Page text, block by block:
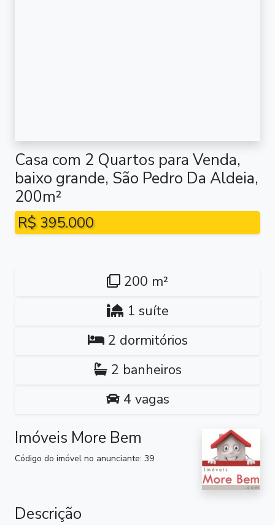
Casa com 2 Quartos para Venda,
baixo grande, São Pedro Da Aldeia,
200m²
R$ 395.000
200 m²
1 suíte
2 dormitórios
2 banheiros
4 vagas
Imóveis More Bem
Código do imóvel no anunciante: 39
Descrição